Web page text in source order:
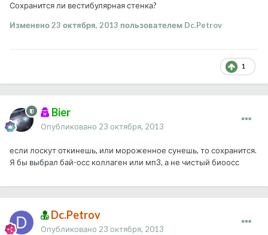
Сохранится ли вестибулярная стенка?
Изменено23 октября, 2013 пользователем Dc.Petrov
1
Bier
Опубликовано 23 октября, 2013
если лоскут откинешь, или мороженное сунешь, то сохранится.
Я бы выбрал бай-осс коллаген или мп3, а не чистый биоосс
Dc.Petrov
Опубликовано 23 октября, 2013